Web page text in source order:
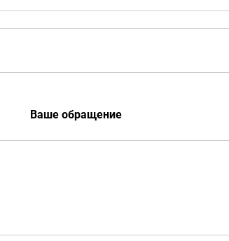
Ваше обращение